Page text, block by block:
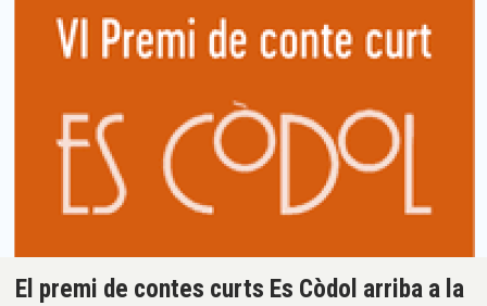
El premi de contes curts Es Còdol arriba a la